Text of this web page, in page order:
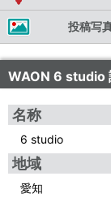
投稿写
WAON 6 studio
名称
6 studio
地域
愛知